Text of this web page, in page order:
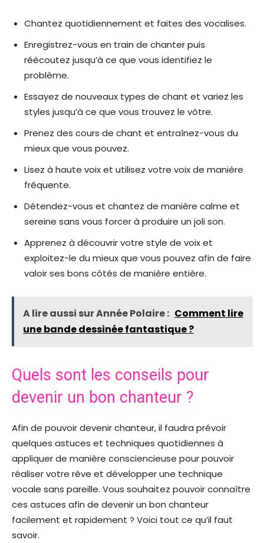
Chantez quotidiennement et faites des vocalises.
Enregistrez-vous en train de chanter puis
réécoutez jusqu’à ce que vous identifiez le
problème.
Essayez de nouveaux types de chant et variez les
styles jusqu’à ce que vous trouvez le vôtre.
Prenez des cours de chant et entraînez-vous du
mieux que vous pouvez.
Lisez à haute voix et utilisez votre voix de manière
fréquente.
Détendez-vous et chantez de manière calme et
sereine sans vous forcer à produire un joli son.
Apprenez à découvrir votre style de voix et
exploitez-le du mieux que vous pouvez afin de faire
valoir ses bons côtés de manière entière.
A lire aussi sur Année Polaire : Comment lire
une bande dessinée fantastique ?
Quels sont les conseils pour
devenir un bon chanteur ?
Afin de pouvoir devenir chanteur, il faudra prévoir
quelques astuces et techniques quotidiennes à
appliquer de manière consciencieuse pour pouvoir
réaliser votre rêve et développer une technique
vocale sans pareille. Vous souhaitez pouvoir connaître
ces astuces afin de devenir un bon chanteur
facilement et rapidement ? Voici tout ce qu’il faut
savoir.